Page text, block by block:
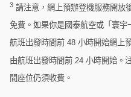
3 請注意，網上預辦登機服務開放
免費。如果你是國泰航空或「寰
航班出發時間前 48 小時開始網上
由航班出發時間前 24 小時開始。
間座位仍須收費。